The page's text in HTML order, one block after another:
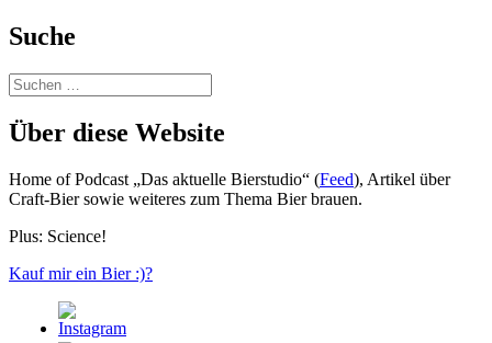
Suche
Suchen
nach:
Über diese Website
Home of Podcast „Das aktuelle Bierstudio“ (Feed), Artikel über
Craft-Bier sowie weiteres zum Thema Bier brauen.
Plus: Science!
Kauf mir ein Bier :)?